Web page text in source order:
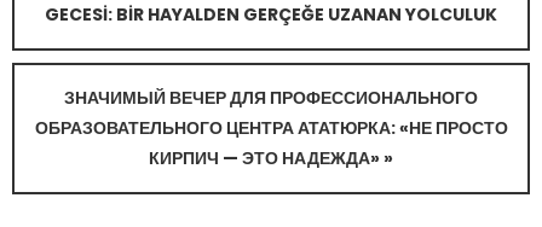
GECESI: BIR HAYALDEN GERÇEĞE UZANAN YOLCULUK
ЗНАЧИМЫЙ ВЕЧЕР ДЛЯ ПРОФЕССИОНАЛЬНОГО
ОБРАЗОВАТЕЛЬНОГО ЦЕНТРА АТАТЮРКА: «НЕ ПРОСТО
КИРПИЧ — ЭТО НАДЕЖДА» »